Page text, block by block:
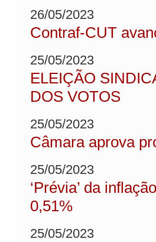
26/05/2023
Contraf-CUT
25/05/2023
ELEIÇÃO
DOS VOTOS
25/05/2023
Câmara aprova
25/05/2023
‘Prévia’ da
0,51%
25/05/2023